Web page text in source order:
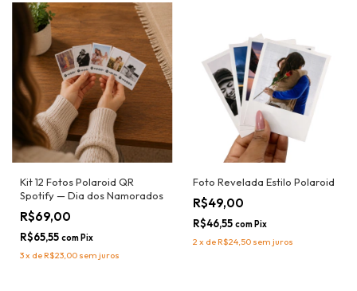
Kit 12 Fotos Polaroid QR
Spotify — Dia dos Namorados
R$69,00
R$65,55 com Pix
3x de R$23,00 sem juros
Foto Revelada Estilo Polaroid
R$49,00
R$46,55 com Pix
2 x de R$24,50 sem juros